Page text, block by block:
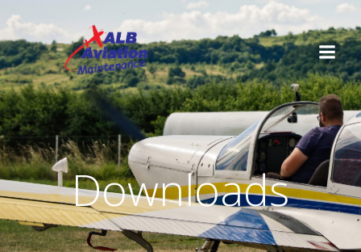
Zum
springen
Downloads